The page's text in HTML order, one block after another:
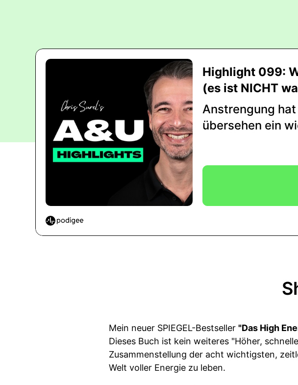
Mein neuer SPIEGEL-Bestseller "Das High
Dieses Buch ist kein weiteres "Höher,
Zusammenstellung der acht wichtigsten,
Welt voller Energie zu leben.